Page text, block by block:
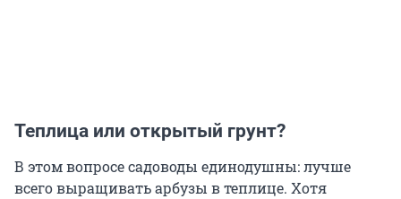
Теплица или открытый грунт?
В этом вопросе садоводы единодушны: лучше
всего выращивать арбузы в теплице. Хотя